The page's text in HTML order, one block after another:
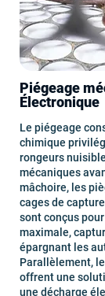
Piégeage
Électronique
Le piégeage
chimique
rongeurs
mécaniques
mâchoire, les
cages de
sont conçus
maximale,
épargnant les
Parallèlement,
offrent une
une décharge